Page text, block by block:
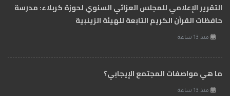
التقرير الإعلامي للمجلس العزائي السنوي لحوزة كربلاء: مدرسة
حافظات القرآن الكريم التابعة للهيئة الزينبية
منذ 13 ساعة
ما هي مواصفات المجتمع الإيجابي؟
منذ 13 ساعة